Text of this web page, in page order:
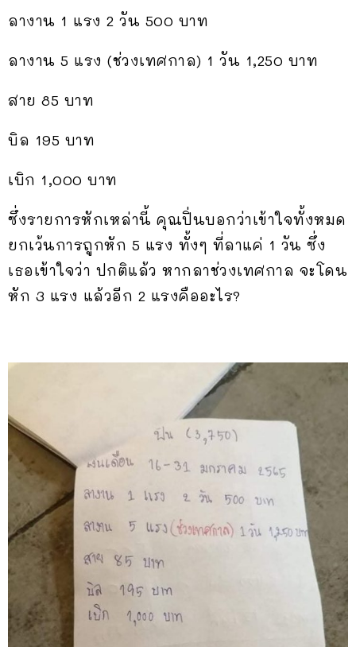
ลางาน 1 แรง 2 วัน 500 บาท
ลางาน 5 แรง (ช่วงเทศกาล) 1 วัน 1,250 บาท
สาย 85 บาท
บิล 195 บาท
เบิก 1,000 บาท
ซึ่งรายการหักเหล่านี้ คุณปิ่นบอกว่าเข้าใจทั้งหมด
ยกเว้นการถูกหัก 5 แรง ทั้งๆ ที่ลาแค่ 1 วัน ซึ่ง
เธอเข้าใจว่า ปกติแล้ว หากลาช่วงเทศกาล จะโดน
หัก 3 แรง แล้วอีก 2 แรงคืออะไร?